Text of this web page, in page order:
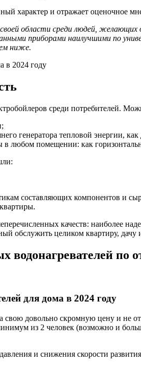
характер и отражает оценочное
области среди людей,
приборами наилучшими по
ниже.
среди потребителей.
генератора тепловой энергии,
любом помещении: как
составляющих компонентов и
качеств: наиболее
обслужить целиком квартиру, дачу
по
свою довольно скромную цену и не
из 2 человек (возможно и
и снижения скорости